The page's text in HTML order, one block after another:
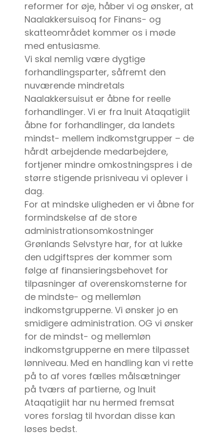
reformer for øje, håber vi og ønsker, at
Naalakkersuisoq for Finans- og
skatteområdet kommer os i møde
med entusiasme.
Vi skal nemlig være dygtige
forhandlingsparter, såfremt den
nuværende mindretals
Naalakkersuisut er åbne for reelle
forhandlinger. Vi er fra Inuit Ataqatigiit
åbne for forhandlinger, da landets
mindst- mellem indkomstgrupper – de
hårdt arbejdende medarbejdere,
fortjener mindre omkostningspres i de
større stigende prisniveau vi oplever i
dag.
For at mindske uligheden er vi åbne for
formindskelse af de store
administrationsomkostninger
Grønlands Selvstyre har, for at lukke
den udgiftspres der kommer som
følge af finansieringsbehovet for
tilpasninger af overenskomsterne for
de mindste- og mellemløn
indkomstgrupperne. Vi ønsker jo en
smidigere administration. OG vi ønsker
for de mindst- og mellemløn
indkomstgrupperne en mere tilpasset
lønniveau. Med en handling kan vi rette
på to af vores fælles målsætninger
på tværs af partierne, og Inuit
Ataqatigiit har nu hermed fremsat
vores forslag til hvordan disse kan
løses bedst.